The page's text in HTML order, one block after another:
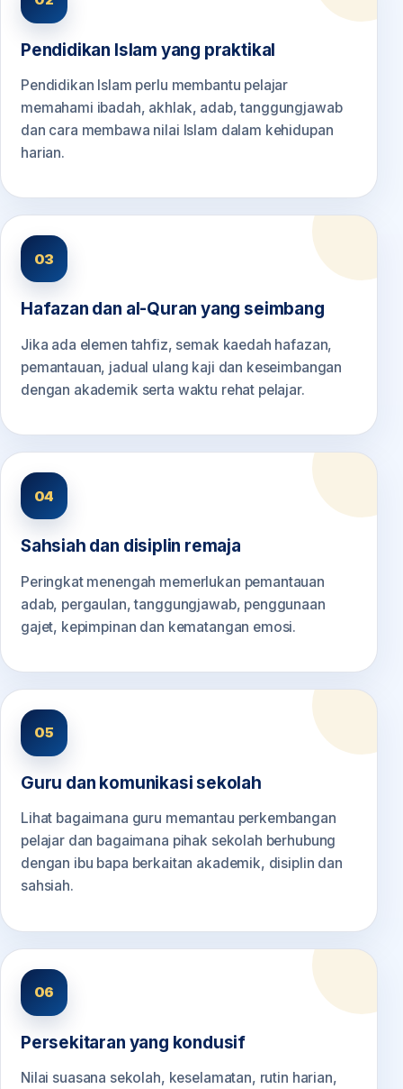
Pendidikan Islam yang praktikal
Pendidikan Islam perlu membantu pelajar
memahami ibadah, akhlak, adab, tanggungjawab
dan cara membawa nilai Islam dalam kehidupan
harian.
03
Hafazan dan al-Quran yang seimbang
Jika ada elemen tahfiz, semak kaedah hafazan,
pemantauan, jadual ulang kaji dan keseimbangan
dengan akademik serta waktu rehat pelajar.
04
Sahsiah dan disiplin remaja
Peringkat menengah memerlukan pemantauan
adab, pergaulan, tanggungjawab, penggunaan
gajet, kepimpinan dan kematangan emosi.
05
Guru dan komunikasi sekolah
Lihat bagaimana guru memantau perkembangan
pelajar dan bagaimana pihak sekolah berhubung
dengan ibu bapa berkaitan akademik, disiplin dan
sahsiah.
06
Persekitaran yang kondusif
Nilai suasana sekolah, keselamatan, rutin harian,